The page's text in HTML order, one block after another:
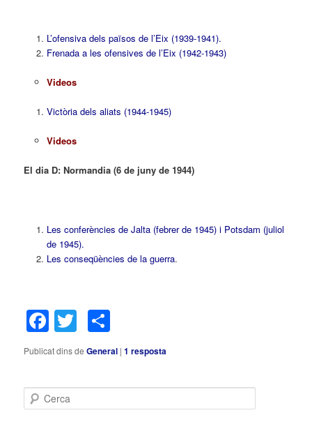
L’ofensiva dels països de l’Eix (1939-1941).
Frenada a les ofensives de l’Eix (1942-1943)
Videos
Victòria dels aliats (1944-1945)
Videos
El dia D: Normandia (6 de juny de 1944)
Les conferències de Jalta (febrer de 1945) i Potsdam (juliol
de 1945).
Les conseqüències de la guerra.
Facebook
Twitter
Publicat dins de General |1 resposta
e